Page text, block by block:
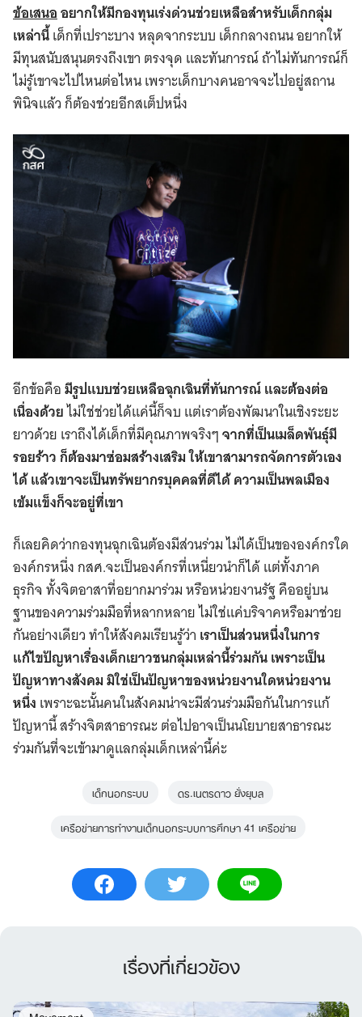
ข้อเสนออยากให้มีกองทุนเร่งด่วนช่วยเหลือสำหรับเด็กกลุ่ม
เหล่านี้เด็กที่เปราะบาง หลุดจากระบบ เด็กกลางถนน อยากให้
มีทุนสนับสนุนตรงถึงเขา ตรงจุด และทันการณ์ ถ้าไม่ทันการณ์ก็
ไม่รู้เขาจะไปไหนต่อไหน เพราะเด็กบางคนอาจจะไปอยู่สถาน
พินิจแล้ว ก็ต้องช่วยอีกสเต็ปหนึ่ง
อีกข้อคือมีรูปแบบช่วยเหลือฉุกเฉินที่ทันการณ์ และต้องต่อ
เนื่องด้วยไม่ใช่ช่วยได้แค่นี้ก็จบ แต่เราต้องพัฒนาในเชิงระยะ
ยาวด้วย เราถึงได้เด็กที่มีคุณภาพจริงๆจากที่เป็นเมล็ดพันธุ์มี
รอยร้าว ก็ต้องมาซ่อมสร้างเสริม ให้เขาสามารถจัดการตัวเอง
ได้ แล้วเขาจะเป็นทรัพยากรบุคคลที่ดีได้ ความเป็นพลเมือง
เข้มแข็งก็จะอยู่ที่เขา
ก็เลยคิดว่ากองทุนฉุกเฉินต้องมีส่วนร่วม ไม่ได้เป็นขององค์กรใด
องค์กรหนึ่ง กสศ.จะเป็นองค์กรที่เหนี่ยวนำก็ได้ แต่ทั้งภาค
ธุรกิจ ทั้งจิตอาสาที่อยากมาร่วม หรือหน่วยงานรัฐ คืออยู่บน
ฐานของความร่วมมือที่หลากหลาย ไม่ใช่แค่บริจาคหรือมาช่วย
กันอย่างเดียว ทำให้สังคมเรียนรู้ว่า เราเป็นส่วนหนึ่งในการ
แก้ไขปัญหาเรื่องเด็กเยาวชนกลุ่มเหล่านี้ร่วมกัน เพราะเป็น
ปัญหาทางสังคม มิใช่เป็นปัญหาของหน่วยงานใดหน่วยงาน
หนึ่ง เพราะฉะนั้นคนในสังคมน่าจะมีส่วนร่วมมือกันในการแก้
ปัญหานี้ สร้างจิตสาธารณะ ต่อไปอาจเป็นนโยบายสาธารณะ
ร่วมกันที่จะเข้ามาดูแลกลุ่มเด็กเหล่านี้ค่ะ
เด็กนอกระบบ
ดร.เนตรดาว ยั่งยุบล
เครือข่ายการทำงานเด็กนอกระบบการศึกษา 41 เครือข่าย
เรื่องที่เกี่ยวข้อง